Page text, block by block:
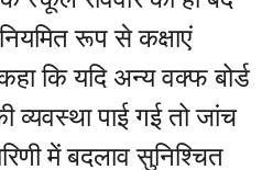
रूप से कक्षाएं
कि यदि अन्य वक्फ बोर्ड
व्यवस्था पाई गई तो जांच
में बदलाव सुनिश्चित